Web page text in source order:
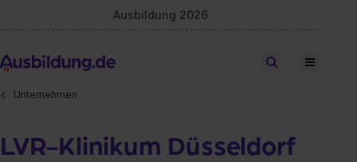
Ausbildung 2026
Stellen finden
Unternehmen
LVR-Klinikum Düsseldorf